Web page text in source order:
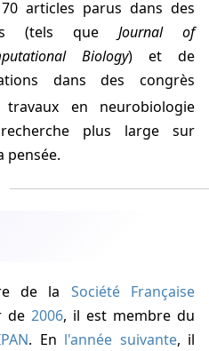
(tels que Journal of
Biology) et de
dans des congrès
en neurobiologie
plus large sur
pensée.
de la Société Française
de 2006, il est membre du
. En l'année suivante, il